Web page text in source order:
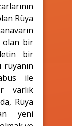
Rüya
olan bir
bir
ile
varlık
Rüya
yeni